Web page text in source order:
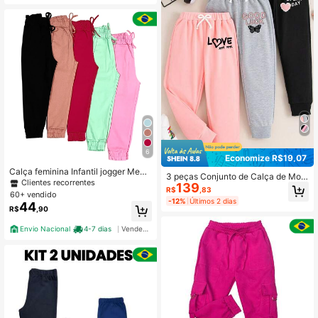
6
Calça feminina Infantil jogger Meni
na Mini Diva Blogueirinha Moda Ver
ão
Clientes recorrentes
60+ vendido
R$44,90
Envio Nacional 4-7 dias
Economize R$19,07
3 peças Conjunto de Calça de Mole
tom Atlética com Estampa de Letra
e Coração para Meninas Pré-Adole
scentes
R$139 ,83
-12% Últimos 2 dias